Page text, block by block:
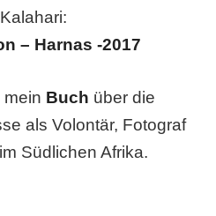
– Harnas -2017
mein Buch über die
als Volontär, Fotograf
Südlichen Afrika.